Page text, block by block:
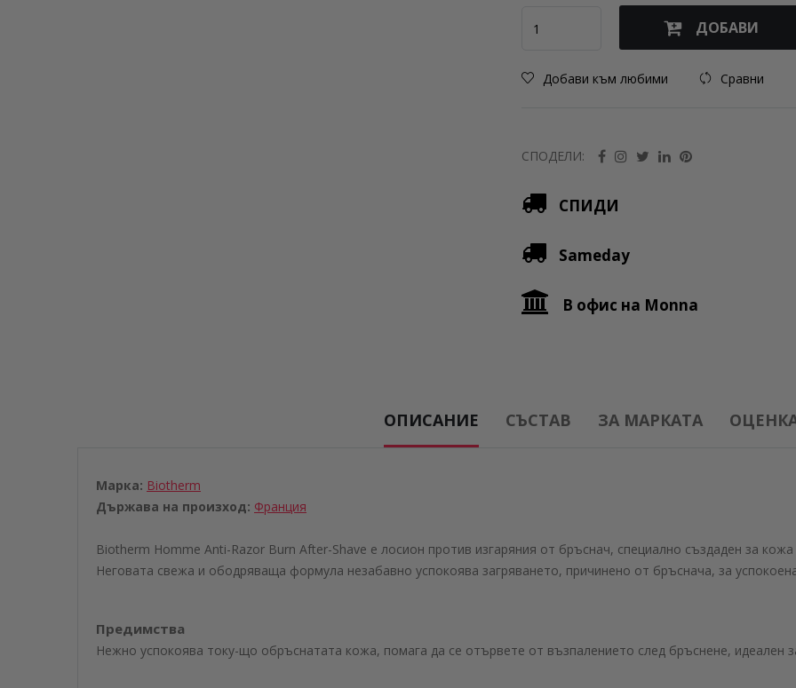
ДОБАВИ
Добави към любими Сравни
СПОДЕЛИ:
СПИДИ
Sameday
В офис на Monna
ОПИСАНИЕ СЪСТАВ ЗА МАРКАТА
Марка: Biotherm
Държава на произход: Франция
Biotherm Homme Anti-Razor Burn After-Shave е лосион против изгаряния от бръснач, специално създаден за
Неговата свежа и ободряваща формула незабавно успокоява загряването, причинено от бръснача, за
Предимства
Нежно успокоява току-що обръснатата кожа, помага да се отървете от възпалението след бръснене, идеален